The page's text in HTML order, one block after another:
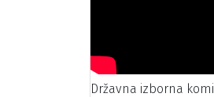
Državna izborna